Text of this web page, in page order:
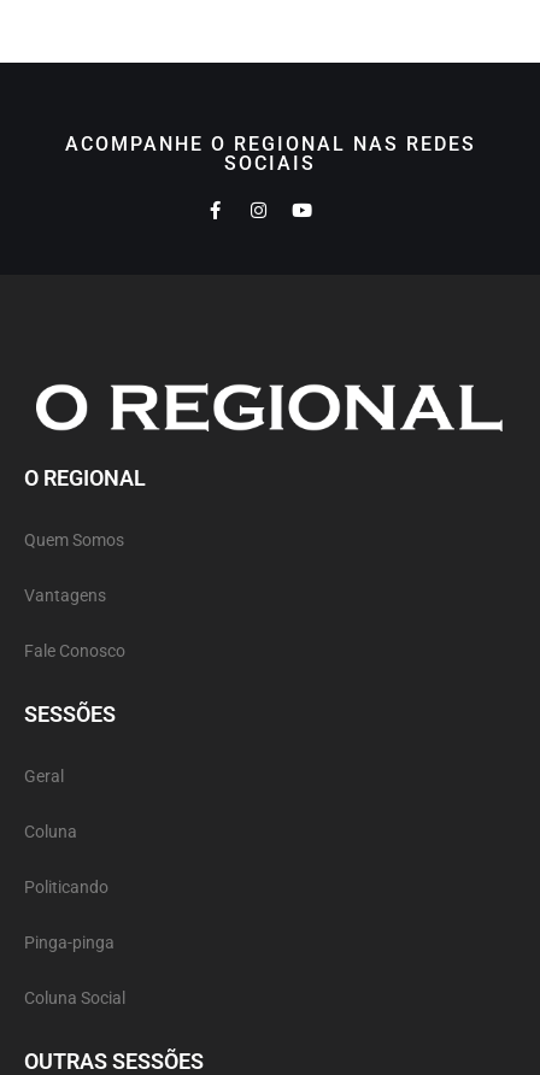
ACOMPANHE O REGIONAL NAS REDES
SOCIAIS
O REGIONAL
Quem Somos
Vantagens
Fale Conosco
SESSÕES
Geral
Coluna
Politicando
Pinga-pinga
Coluna Social
OUTRAS SESSÕES